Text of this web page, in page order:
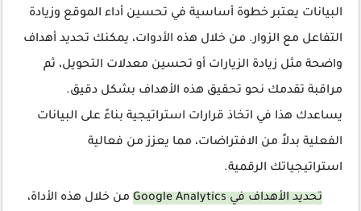
البيانات يعتبر خطوة أساسية في تحسين أداء الموقع وزيادة
التفاعل مع الزوار. من خلال هذه الأدوات، يمكنك تحديد أهداف
واضحة مثل زيادة الزيارات أو تحسين معدلات التحويل، ثم
مراقبة تقدمك نحو تحقيق هذه الأهداف بشكل دقيق.
يساعدك هذا في اتخاذ قرارات استراتيجية بناءً على البيانات
الفعلية بدلاً من الافتراضات، مما يعزز من فعالية
استراتيجياتك الرقمية.
تحديد الأهداف في Google Analytics
من خلال هذه الأداة،